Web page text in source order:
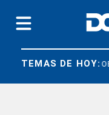
TEMAS DE HOY:
SOEA